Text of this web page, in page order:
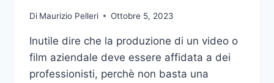
Di Maurizio Pelleri Ottobre 5, 2023
Inutile dire che la produzione di un video o
film aziendale deve essere affidata a dei
professionisti, perchè non basta una